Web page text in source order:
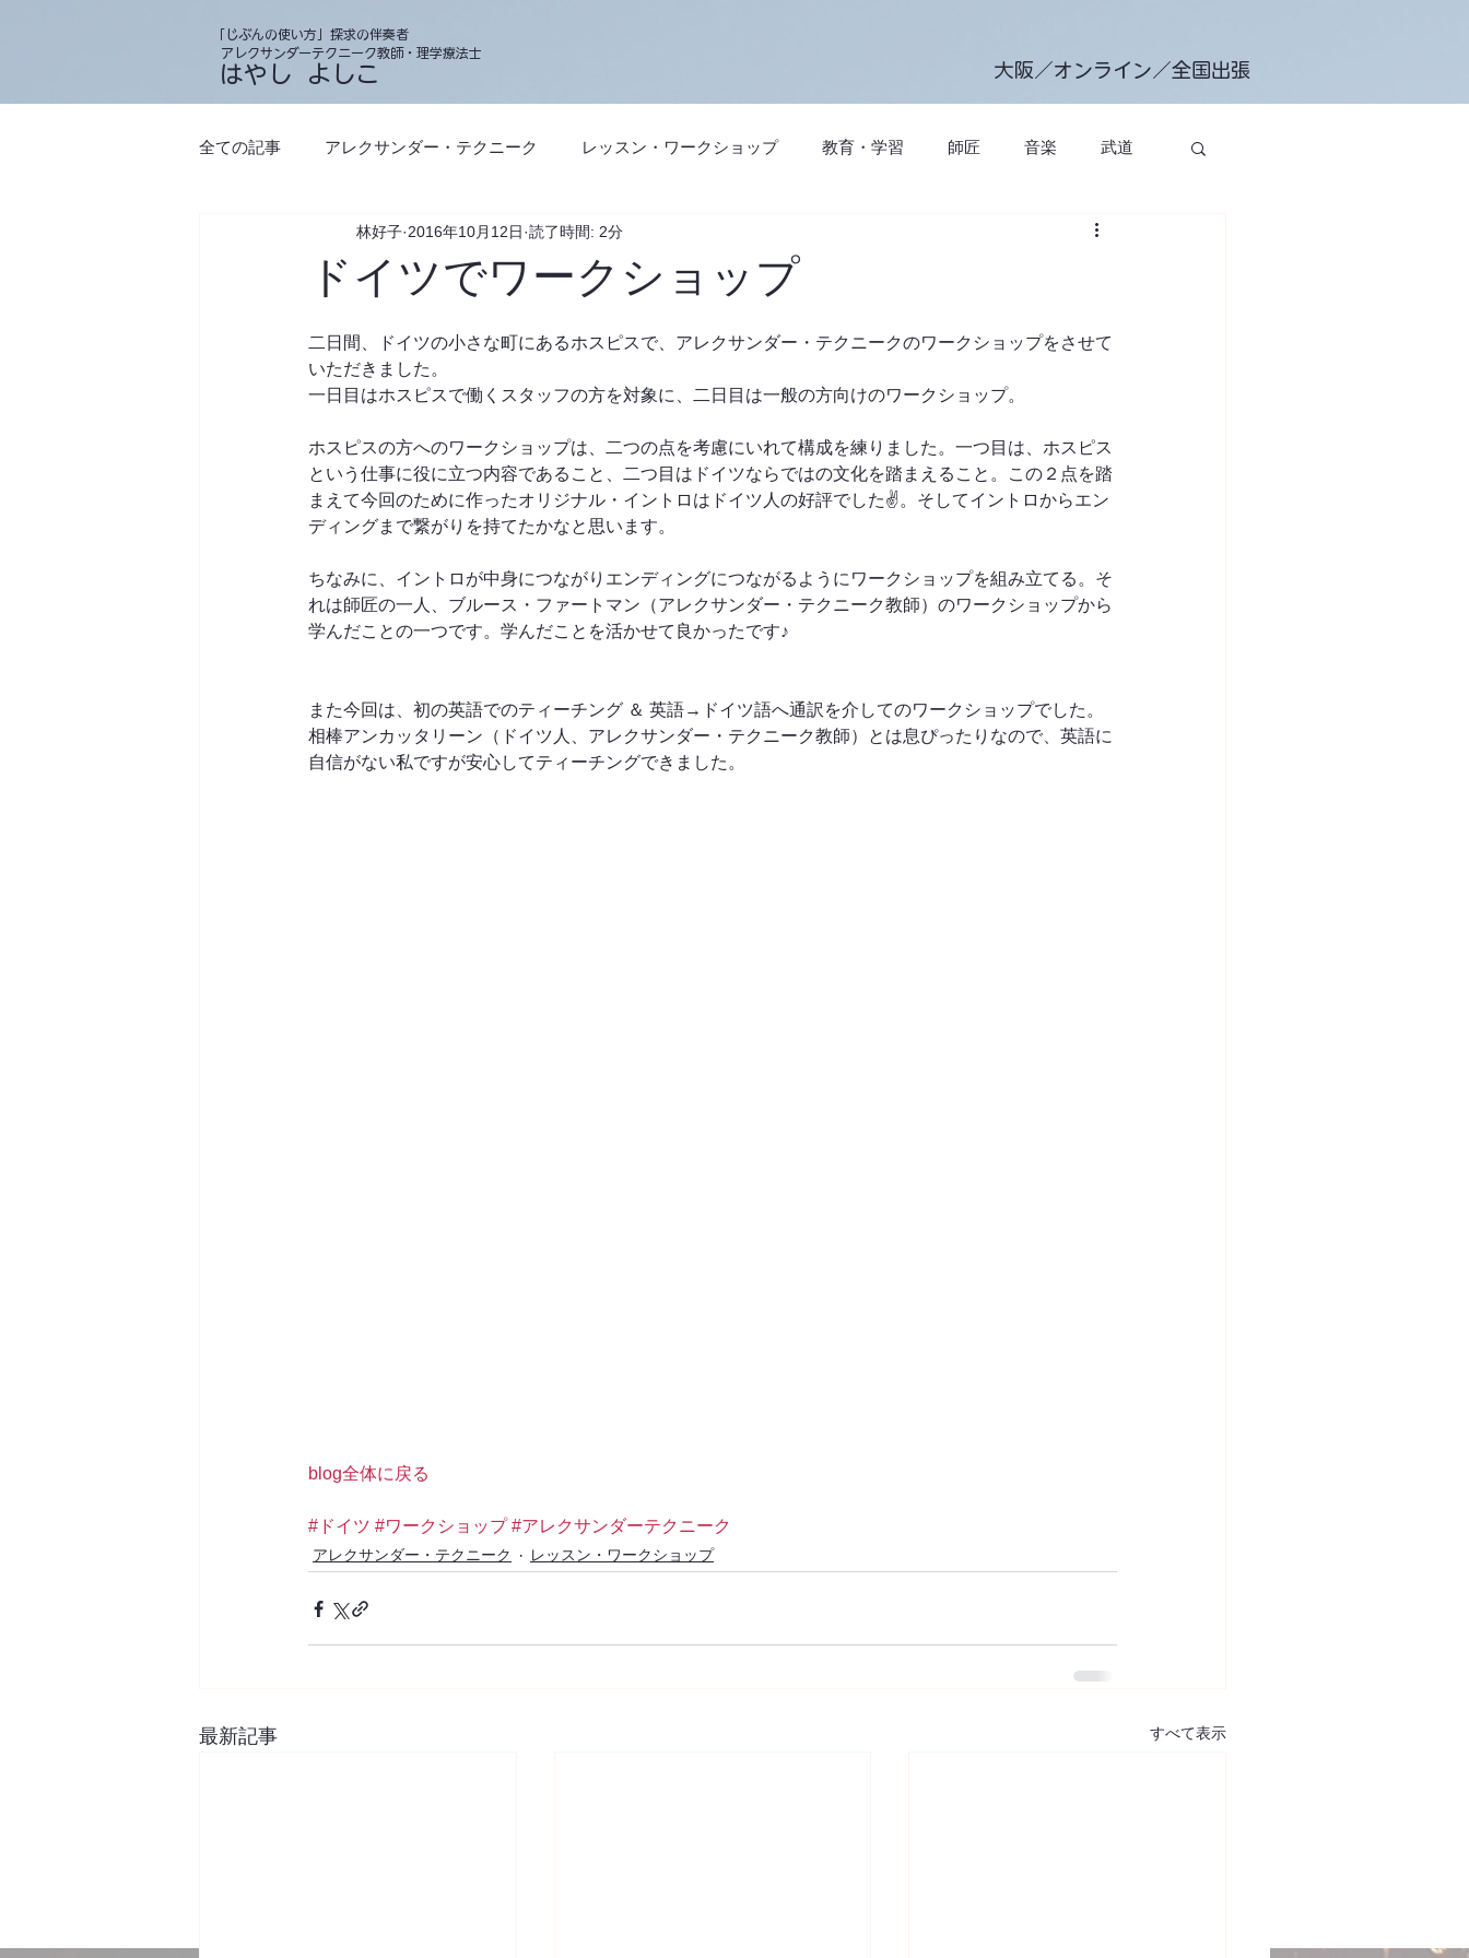
「じぶんの使い方」探求の伴奏者
アレクサンダーテクニーク教師・理学療法士
​ はやし よしこ 大阪／オンライン／全国出張
全ての記事 アレクサンダー・テクニーク レッスン・ワークショップ 教育・学習 師匠 音楽 武道
身体の使い方・じぶんの使い方 ベーシックコース エクササイズクラス
ドイツでワークショップ
林好子 2016年10月12日 読了時間: 2分
二日間、ドイツの小さな町にあるホスピスで、アレクサンダー・テクニークのワークショップをさせて
いただきました。
一日目はホスピスで働くスタッフの方を対象に、二日目は一般の方向けのワークショップ。
ホスピスの方へのワークショップは、二つの点を考慮にいれて構成を練りました。一つ目は、ホスピス
という仕事に役に立つ内容であること、二つ目はドイツならではの文化を踏まえること。この２点を踏
まえて今回のために作ったオリジナル・イントロはドイツ人の好評でした✌️。そしてイントロからエン
ディングまで繋がりを持てたかなと思います。
ちなみに、イントロが中身につながりエンディングにつながるようにワークショップを組み立てる。そ
れは師匠の一人、ブルース・ファートマン（アレクサンダー・テクニーク教師）のワークショップから
学んだことの一つです。学んだことを活かせて良かったです♪
また今回は、初の英語でのティーチング ＆ 英語→ドイツ語へ通訳を介してのワークショップでした。
相棒アンカッタリーン（ドイツ人、アレクサンダー・テクニーク教師）とは息ぴったりなので、英語に
自信がない私ですが安心してティーチングできました。
blog全体に戻る
#ドイツ #ワークショップ #アレクサンダーテクニーク
アレクサンダー・テクニーク レッスン・ワークショップ
最新記事 すべて表示